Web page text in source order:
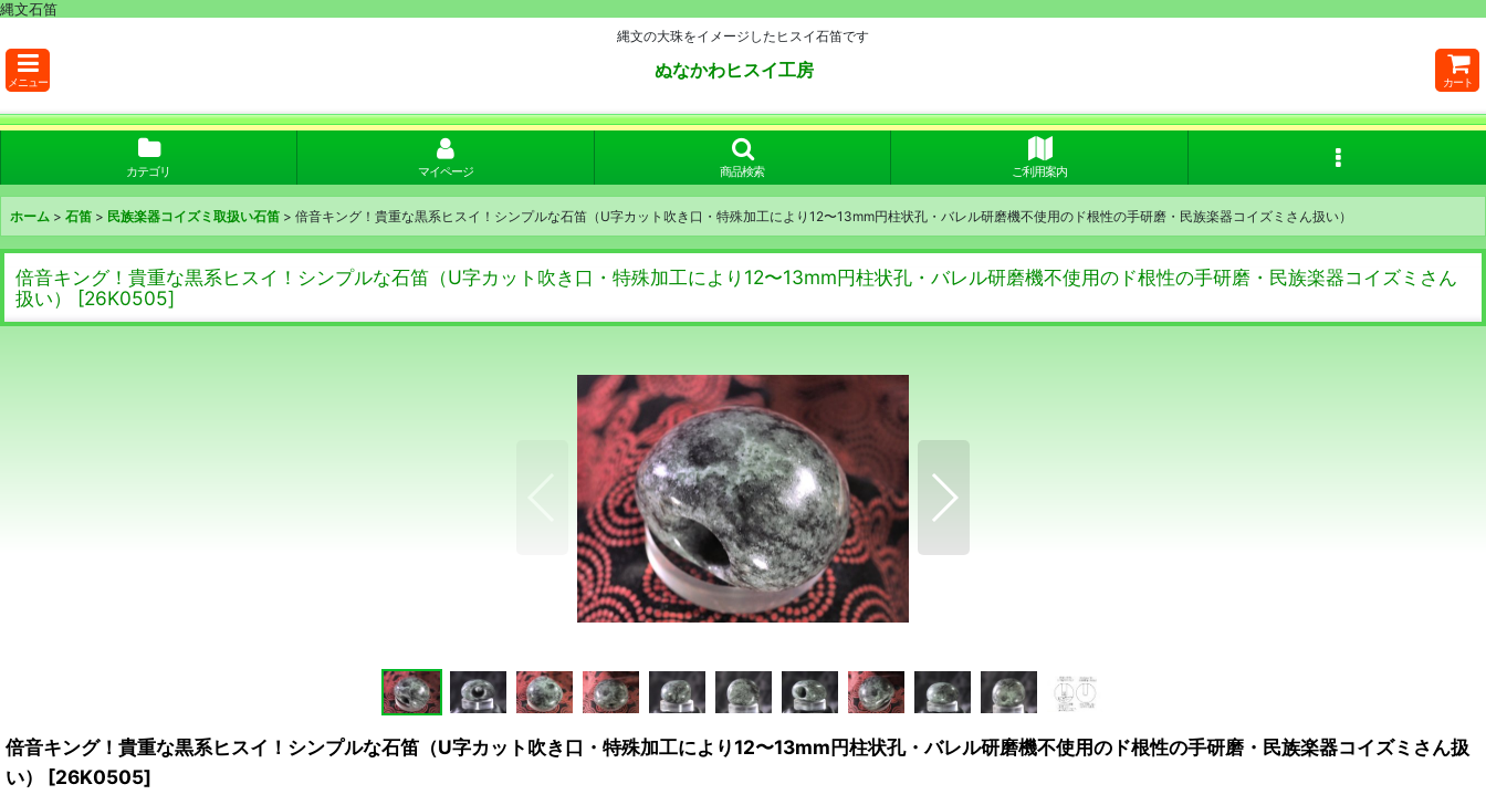
縄文石笛
縄文の大珠をイメージしたヒスイ石笛です
メニュー
ぬなかわヒスイ工房
カート
カテゴリ マイページ 商品検索 ご利用案内
ホーム > 石笛 > 民族楽器コイズミ取扱い石笛 > 倍音キング！貴重な黒系ヒスイ！シンプルな石笛（U字カット吹き口・特殊加工により12〜13mm円柱状孔・バレル研磨機不使用のド根性の手研磨・民族楽器コイズミさん扱い）
倍音キング！貴重な黒系ヒスイ！シンプルな石笛（U字カット吹き口・特殊加工により12〜13mm円柱状孔・バレル研磨機不使用のド根性の手研磨・民族楽器コイズミさん
扱い）
[26K0505]
倍音キング！貴重な黒系ヒスイ！シンプルな石笛（U字カット吹き口・特殊加工により12〜13mm円柱状孔・バレル研磨機不使用のド根性の手研磨・民族楽器コイズミさん扱
い）
[26K0505]